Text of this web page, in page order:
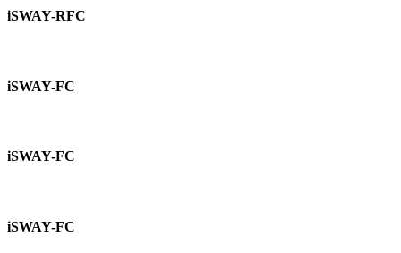
iSWAY-RFC
iSWAY-FC
iSWAY-FC
iSWAY-FC